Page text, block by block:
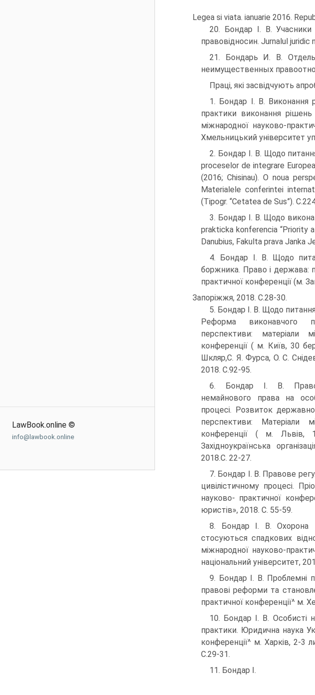
LawBook.online ©
info@lawbook.online
Legea si viata. ianuarie 2016.
20. Бондар І. В.
правовідносин. Jurnalul
21. Бондарь И. В.
неимущественных
Праці, які засвідчують
1. Бондар І. В. Виконання
практики виконання
міжнародної науково-
Хмельницький університет
2. Бондар І. В. Щодо
proceselor de integrare
(2016; Chisinau). O noua
Materialele conferintei
(Tipogr. “Cetatea de Sus”).
3. Бондар І. В. Щодо
prakticka konferencia “Priority
Danubius, Fakulta prava Janka
4. Бондар І. В. Щодо
боржника. Право і держава:
практичної конференції (м.
Запоріжжя, 2018. С.28-30.
5. Бондар І. В. Щодо
Реформа виконавчого
перспективи: матеріали
конференції ( м. Київ, 30
Шкляр,С. Я. Фурса, О. С.
2018. С.92-95.
6. Бондар І. В.
немайнового права на
процесі. Розвиток
перспективи: Матеріали
конференції ( м. Львів,
Західноукраїнська
2018.С. 22-27.
7. Бондар І. В. Правове
цивілістичному процесі.
науково- практичної
юристів», 2018. С. 55-59.
8. Бондар І. В. Охорона
стосуються спадкових
міжнародної науково-
національний університет,
9. Бондар І. В. Проблемні
правові реформи та
практичної конференції^ м.
10. Бондар І. В. Особисті
практики. Юридична наука
конференції^ м. Харків, 2-3
С.29-31.
11. Бондар І.